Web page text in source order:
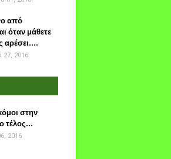
από
όταν μάθετε
αρέσει....
27, 2016
στην
τέλος...
2016